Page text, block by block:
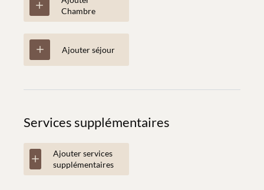
Chambre
Ajouter séjour
Services supplémentaires
Ajouter services
supplémentaires